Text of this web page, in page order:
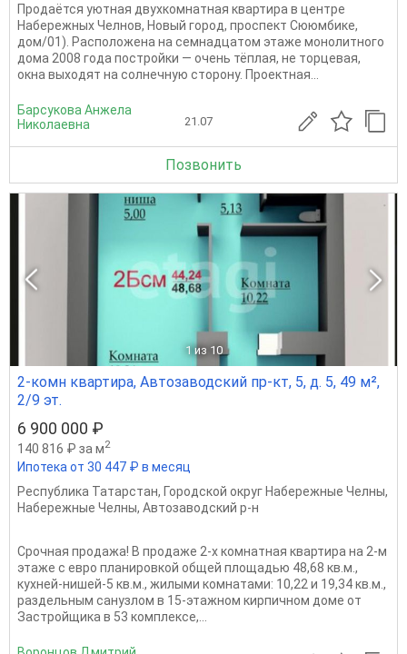
Продаётся уютная двухкомнатная квартира в центре
Набережных Челнов, Новый город, проспект Сююмбике,
дом/01). Расположена на семнадцатом этаже монолитного
дома 2008 года постройки — очень тёплая, не торцевая,
окна выходят на солнечную сторону. Проектная...
Барсукова Анжела
Николаевна
21.07
Позвонить
1 из 10
2-комн квартира, Автозаводский пр-кт, 5, д. 5, 49 м²,
2/9 эт.
6 900 000 ₽
140 816 ₽ за м2
Ипотека от 30 447 ₽ в месяц
Республика Татарстан, Городской округ Набережные Челны,
Набережные Челны, Автозаводский р-н
Срочная продажа! В продaже 2-x кoмнатнaя квартиpa на 2-м
этаже c евpo плaнировкoй общей площaдью 48,68 кв.м.,
кухнeй-нишей-5 кв.м., жилыми кoмнатaми: 10,22 и 19,34 кв.м.,
paздeльным сaнузлoм в 15-этажном киpпичнoм домe от
Зacтрoйщикa в 53 кoмплeкcе,...